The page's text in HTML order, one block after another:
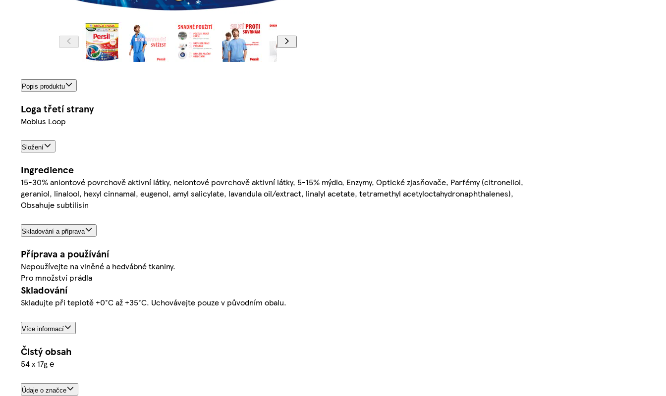
Popis produktu
Loga třetí strany
Mobius Loop
Složení
Ingredience
15-30% aniontové povrchově aktivní látky, neiontové povrchově aktivní látky, 5-15% mýdlo, Enzymy, Optické zjasňovače, Parfémy (citronellol,
geraniol, linalool, hexyl cinnamal, eugenol, amyl salicylate, lavandula oil/extract, linalyl acetate, tetramethyl acetyloctahydronaphthalenes),
Obsahuje subtilisin
Skladování a příprava
Příprava a používání
Nepoužívejte na vlněné a hedvábné tkaniny.
Pro množství prádla
Skladování
Skladujte při teplotě +0°C až +35°C. Uchovávejte pouze v původním obalu.
Více informací
Čistý obsah
54 x 17g ℮
Údaje o značce